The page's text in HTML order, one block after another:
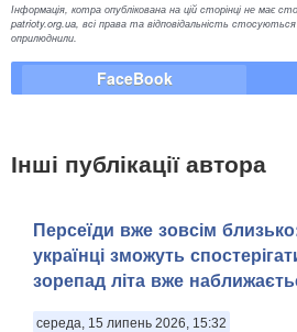
Інформація, котра опублікована на цій сторінці не має
patrioty.org.ua, всі права та відповідальність
оприлюднили.
FaceBook
Інші публікації автора
Персеїди вже зовсім
українці зможуть
зорепад літа вже
середа, 15 липень 2026, 15:32